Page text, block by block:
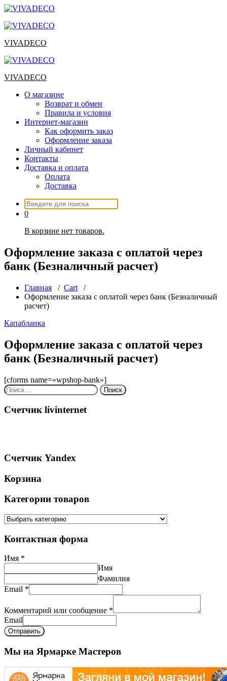
Перейти
содержимому
VIVADECO
VIVADECO
О магазине
Возврат и обмен
Правила и условия
Интернет-магазин
Как оформить заказ
Оформление заказа
Личный кабинет
Контакты
Доставка и оплата
Оплата
Доставка
Искать:
0
В корзине нет товаров.
Оформление заказа с оплатой через
банк (Безналичный расчет)
Главная / Cart /
Оформление заказа с оплатой через банк (Безналичный
расчет)
Капабланка
Оформление заказа с оплатой через
банк (Безналичный расчет)
[cforms name=»wpshop-bank»]
Найти:
Счетчик livinternet
Счетчик Yandex
Корзина
Категории товаров
Контактная форма
Имя *
Имя
Фамилия
Email *
Комментарий или сообщение *
Email
Отправить
Мы на Ярмарке Мастеров